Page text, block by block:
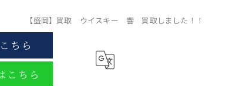
【盛岡】買取 ウイスキー 響 買取しました！！
ちら
こちら